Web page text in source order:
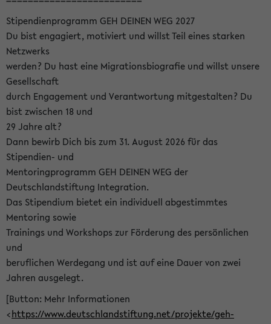
Stipendienprogramm GEH DEINEN WEG 2027
Du bist engagiert, motiviert und willst Teil eines starken
Netzwerks
werden? Du hast eine Migrationsbiografie und willst unsere
Gesellschaft
durch Engagement und Verantwortung mitgestalten? Du
bist zwischen 18 und
29 Jahre alt?
Dann bewirb Dich bis zum 31. August 2026 für das
Stipendien- und
Mentoringprogramm GEH DEINEN WEG der
Deutschlandstiftung Integration.
Das Stipendium bietet ein individuell abgestimmtes
Mentoring sowie
Trainings und Workshops zur Förderung des persönlichen
und
beruflichen Werdegang und ist auf eine Dauer von zwei
Jahren ausgelegt.
[Button: Mehr Informationen
<https://www.deutschlandstiftung.net/projekte/geh-